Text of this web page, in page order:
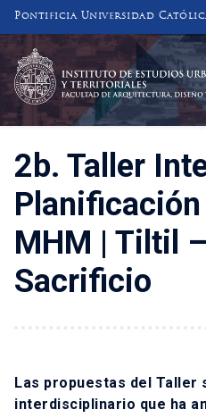
Pontificia Universidad
INSTITUTO DE
Y TERRITORIALES
FACULTAD DE
2b. Taller
MHM | Tiltil
Sacrificio
Las propuestas del Taller
interdisciplinario que ha